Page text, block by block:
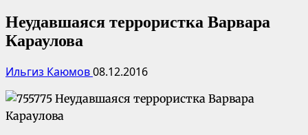
Неудавшаяся террористка Варвара
Караулова
Ильгиз Каюмов08.12.2016